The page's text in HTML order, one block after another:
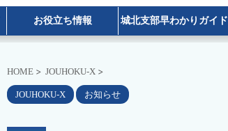
お役立ち情報 城北支部早わかりガイド
HOME > JOUHOKU-X >
JOUHOKU-X お知らせ